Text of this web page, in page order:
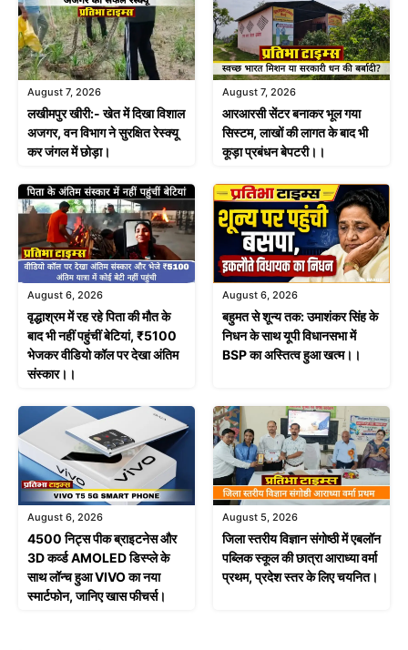
August 7, 2026
लखीमपुर खीरी:- खेत में दिखा विशाल
अजगर, वन विभाग ने सुरक्षित रेस्क्यू
कर जंगल में छोड़ा।
August 7, 2026
आरआरसी सेंटर बनाकर भूल गया
सिस्टम, लाखों की लागत के बाद भी
कूड़ा प्रबंधन बेपटरी।।
August 6, 2026
वृद्धाश्रम में रह रहे पिता की मौत के
बाद भी नहीं पहुंचीं बेटियां, ₹5100
भेजकर वीडियो कॉल पर देखा अंतिम
संस्कार।।
August 6, 2026
बहुमत से शून्य तक: उमाशंकर सिंह के
निधन के साथ यूपी विधानसभा में
BSP का अस्तित्व हुआ खत्म।।
August 6, 2026
4500 निट्स पीक ब्राइटनेस और
3D कर्व्ड AMOLED डिस्प्ले के
साथ लॉन्च हुआ VIVO का नया
स्मार्टफोन, जानिए खास फीचर्स।
August 5, 2026
जिला स्तरीय विज्ञान संगोष्ठी में एबलॉन
पब्लिक स्कूल की छात्रा आराध्या वर्मा
प्रथम, प्रदेश स्तर के लिए चयनित।